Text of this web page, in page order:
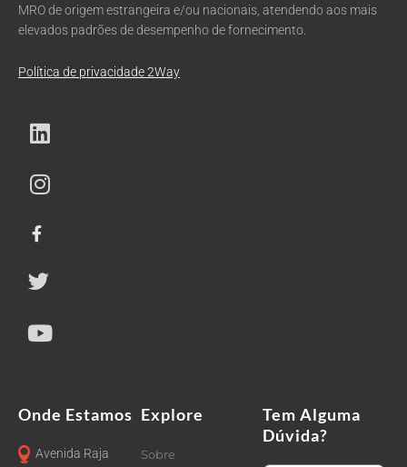
MRO de origem estrangeira e/ou nacionais, atendendo aos mais
elevados padrões de desempenho de fornecimento.
Política de privacidade 2Way
Onde Estamos
Avenida Raja
Explore
Sobre
Tem Alguma
Dúvida?